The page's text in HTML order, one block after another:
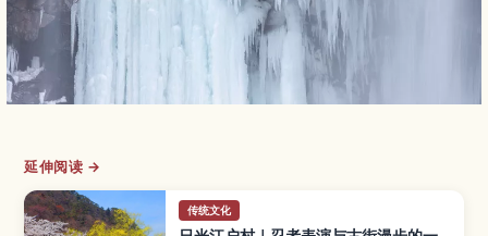
延伸阅读 →
传统文化